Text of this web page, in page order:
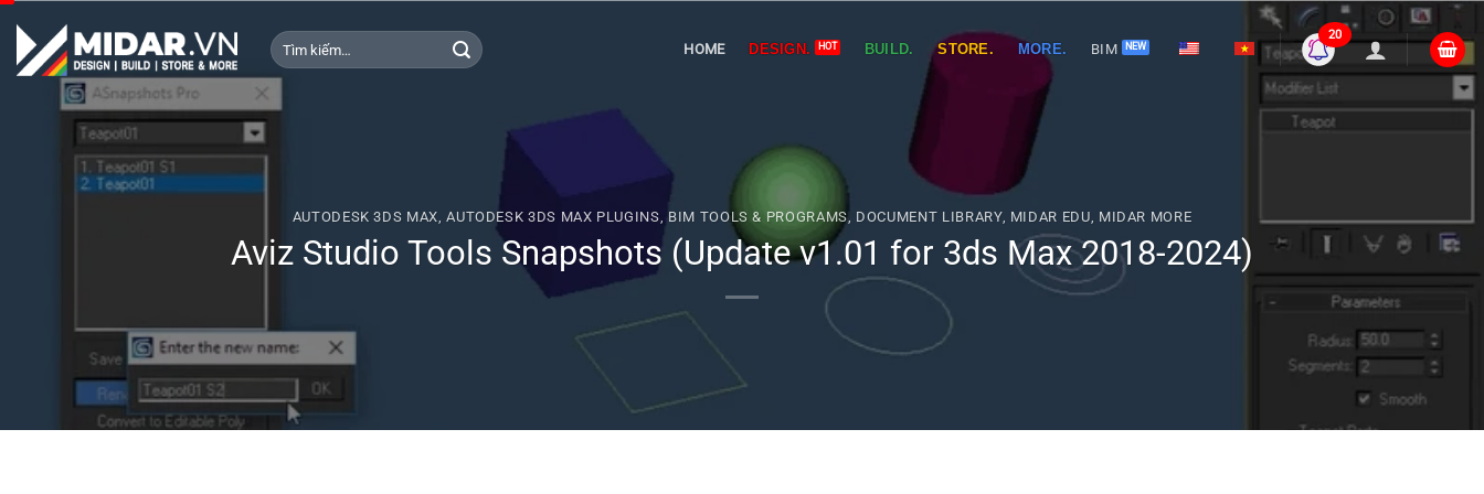
content
Tìm
kiếm:
HOME DESIGN. BUILD. STORE. MORE. BIM
20
AUTODESK 3DS MAX,AUTODESK 3DS MAX PLUGINS, BIM TOOLS & PROGRAMS, DOCUMENT LIBRARY, MIDAR EDU, MIDAR MORE
Aviz Studio Tools Snapshots (Update v1.01 for 3ds Max 2018-2024)